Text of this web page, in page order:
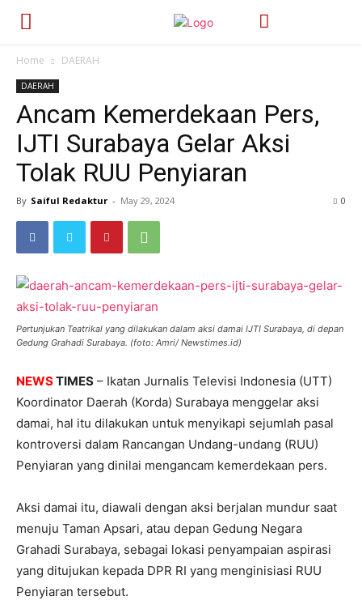
Home DAERAH
DAERAH
Ancam Kemerdekaan Pers,
IJTI Surabaya Gelar Aksi
Tolak RUU Penyiaran
By Saiful Redaktur - May 29, 2024 0
Pertunjukan Teatrikal yang dilakukan dalam aksi damai IJTI Surabaya, di depan
Gedung Grahadi Surabaya. (foto: Amri/ Newstimes.id)
NEWSTIMES – Ikatan Jurnalis Televisi Indonesia (UTT)
Koordinator Daerah (Korda) Surabaya menggelar aksi
damai, hal itu dilakukan untuk menyikapi sejumlah pasal
kontroversi dalam Rancangan Undang-undang (RUU)
Penyiaran yang dinilai mengancam kemerdekaan pers.
Aksi damai itu, diawali dengan aksi berjalan mundur saat
menuju Taman Apsari, atau depan Gedung Negara
Grahadi Surabaya, sebagai lokasi penyampaian aspirasi
yang ditujukan kepada DPR RI yang menginisiasi RUU
Penyiaran tersebut.